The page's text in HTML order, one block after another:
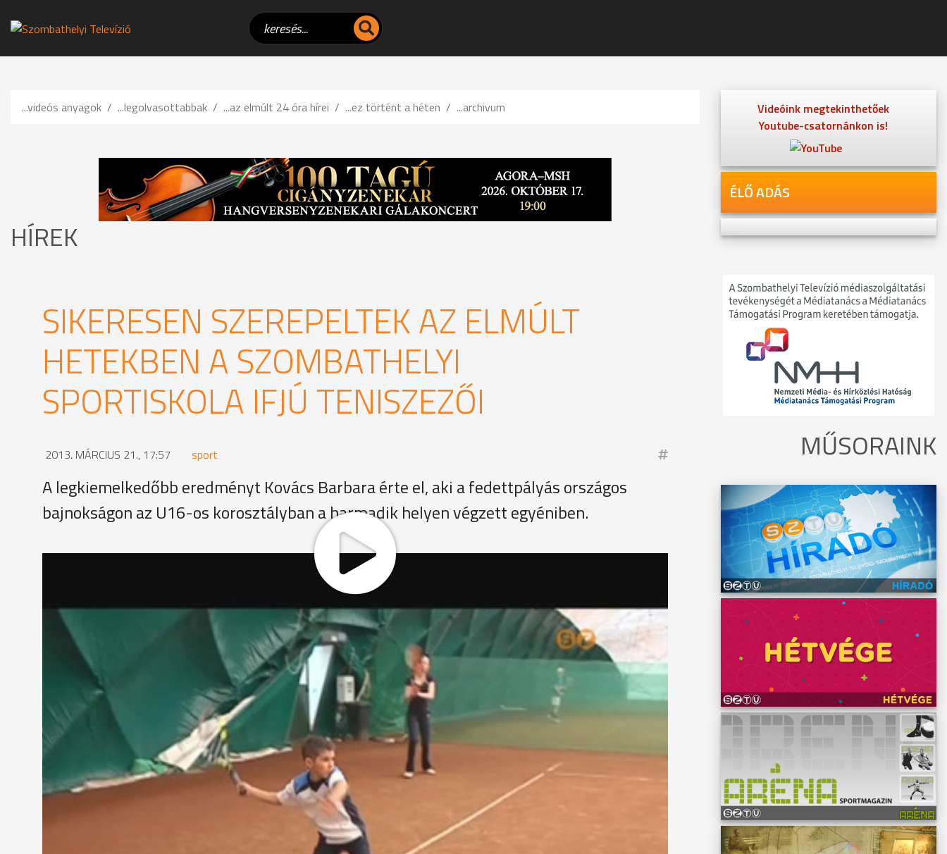
...videós anyagok ...legolvasottabbak ...az elmúlt 24 óra hírei ...ez történt a héten ...archivum
HÍREK
SIKERESEN SZEREPELTEK AZ ELMÚLT
HETEKBEN A SZOMBATHELYI
SPORTISKOLA IFJÚ TENISZEZŐI
2013. MÁRCIUS 21., 17:57 sport
A legkiemelkedőbb eredményt Kovács Barbara érte el, aki a fedettpályás országos
bajnokságon az U16-os korosztályban a harmadik helyen végzett egyéniben.
Közel tíz érmes helyezéssel gazdagodtak az utóbbi idők legjelentősebb versenyein a Szombathelyi Sportiskola
teniszezői. Az ifjú sportolók Budapesten a korosztályos fedettpályás országos bajnokságon, valamint a Marcaliban
megrendezett országos iskolatenisz bajnokságon is remekeltek.
Szoó Dániel edző, Szombathelyi Sportiskola
“A játékosokkal teljes mértékben elégedett vagyok. Az utóbbi időben nagyon komolyan vették az edzéseket. Minden
feladatot megcsináltak. Sikerült nagyon jó eredményeket elérniük a kicsiknek és a nagyoknak is. Az országos
bajnokságon Kovács Barbara 3. helyezést ért el. Ez kiemelkedő eredmény. Akikkel fel kell vennie a versenyt, azok
mind jobb körülmények között teniszeznek.”
A Szombathelyi Sportiskola teniszezői a téli időszakban kizárólag salakon gyakorolnak. A budapesti fedettpályás
országos bajnokságot azonban kemény borításon rendezték, így az U16-os korosztályban szereplő Kovács Barbara
komoly hátrányban volt a többiekkel szemben.
Kovács Barbara teniszező, Szombathelyi Sportiskola
“Én végül is nagyon elégedett vagyok a 3. hellyel. Annak ellenére, hogy a 4. kiemelt voltam nem lehetett számítani
arra, hogy bekerülök a négybe, mert nagyon erős a mi korosztályunk.
Videóink megtekinthetőek
Youtube-csatornánkon is!
ÉLŐ ADÁS
MŰSORAINK